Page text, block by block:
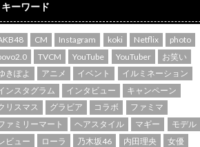
キーワード
CM Instagram koki Netflix
photo
TVCM YouTube YouTuber
お笑い
きぽよ
アニメ イベント
イルミネーション
ンスタグラム
インタビュー
キャンペーン
リスマス
グラビア コラボ
ファミマ
ァミリーマート
ヘアスタイル マギー
モデル
ビュー
ローラ 乃木坂46 内田理央
女優